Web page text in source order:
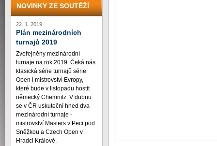
NOVINKY ZE SOUTĚŽÍ
22. 1. 2019
Plán mezinárodních
turnajů 2019
Zveřejněny mezinárodní
turnaje na rok 2019. Čeká nás
klasická série turnajů série
Open i mistrovství Evropy,
které bude v listopadu hostit
německý Chemnitz. V dubnu
se v ČR uskuteční hned dva
mezinárodní turnaje -
mistrovství Masters v Peci pod
Sněžkou a Czech Open v
Hradci Králové.